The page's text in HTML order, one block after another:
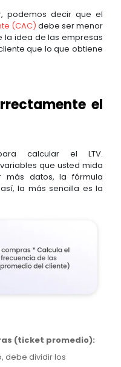
podemos decir que el
(CAC) debe ser menor
la idea de las empresas
que lo que obtiene
el
calcular el LTV.
que usted mida
más datos, la fórmula
la más sencilla es la
(ticket promedio):
debe dividir los